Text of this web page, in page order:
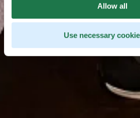
Allow all
Use necessary